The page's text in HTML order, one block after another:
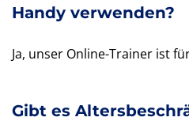
Handy verwenden?
Ja, unser Online-Trainer ist
Gibt es